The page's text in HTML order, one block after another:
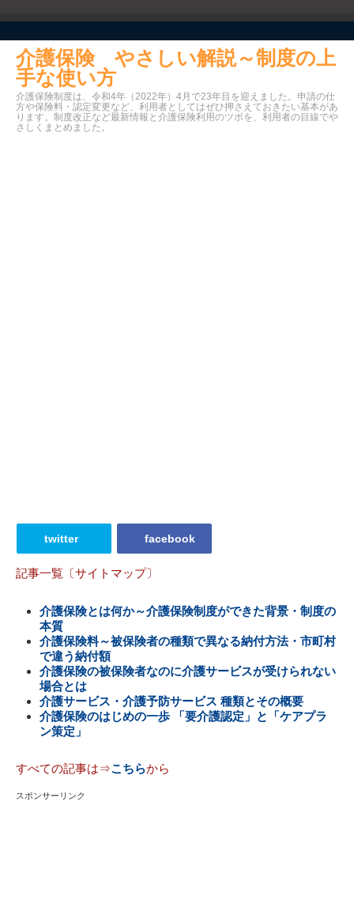
介護保険 やさしい解説～制度の上
手な使い方
介護保険制度は、令和4年（2022年）4月で23年目を迎えました。申請の仕
方や保険料・認定変更など、利用者としてはぜひ押さえておきたい基本があ
ります。制度改正など最新情報と介護保険利用のツボを、利用者の目線でや
さしくまとめました。
twitter facebook
記事一覧〔サイトマップ〕
介護保険とは何か～介護保険制度ができた背景・制度の
本質
介護保険料～被保険者の種類で異なる納付方法・市町村
で違う納付額
介護保険の被保険者なのに介護サービスが受けられない
場合とは
介護サービス・介護予防サービス 種類とその概要
介護保険のはじめの一歩 「要介護認定」と「ケアプラ
ン策定」
すべての記事は⇒こちらから
スポンサーリンク